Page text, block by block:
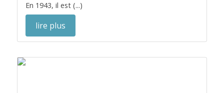
En 1943, il est (...)
lire plus